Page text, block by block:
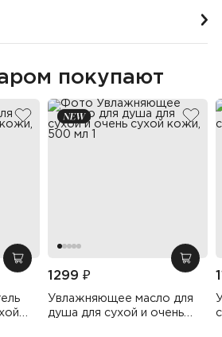
покупают
добавить в избранное
добавить в корзину
1299 ₽
Увлажняющее масло для
душа для сухой и очень